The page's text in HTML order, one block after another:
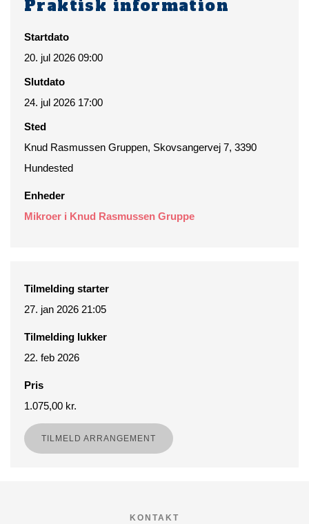
Praktisk information
Startdato
20. jul 2026 09:00
Slutdato
24. jul 2026 17:00
Sted
Knud Rasmussen Gruppen, Skovsangervej 7, 3390
Hundested
Enheder
Mikroer i Knud Rasmussen Gruppe
Tilmelding starter
27. jan 2026 21:05
Tilmelding lukker
22. feb 2026
Pris
1.075,00 kr.
TILMELD ARRANGEMENT
KONTAKT